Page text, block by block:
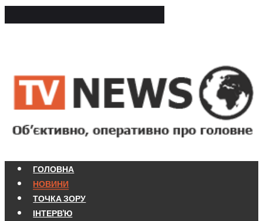
ГОЛОВНА
НОВИНИ
ТОЧКА ЗОРУ
ІНТЕРВ'Ю